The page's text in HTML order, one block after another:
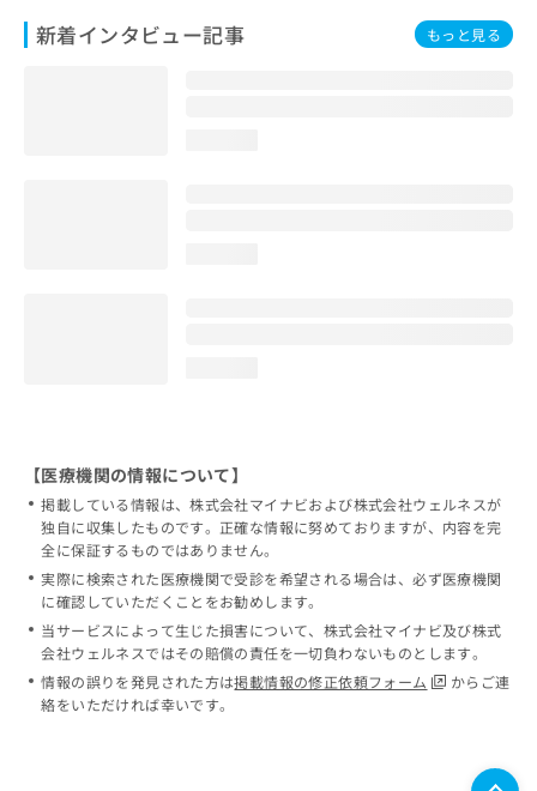
新着インタビュー記事 もっと見る
【医療機関の情報について】
掲載している情報は、株式会社マイナビおよび株式会社ウェルネスが
独自に収集したものです。正確な情報に努めておりますが、内容を完
全に保証するものではありません。
実際に検索された医療機関で受診を希望される場合は、必ず医療機関
に確認していただくことをお勧めします。
当サービスによって生じた損害について、株式会社マイナビ及び株式
会社ウェルネスではその賠償の責任を一切負わないものとします。
情報の誤りを発見された方は掲載情報の修正依頼フォーム
からご連
絡をいただければ幸いです。